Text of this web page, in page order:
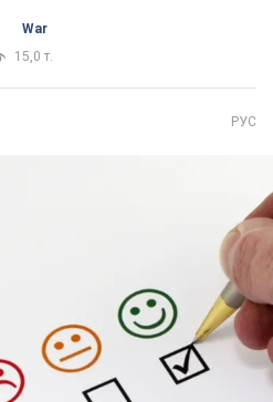
War
15,0 т.
РУС